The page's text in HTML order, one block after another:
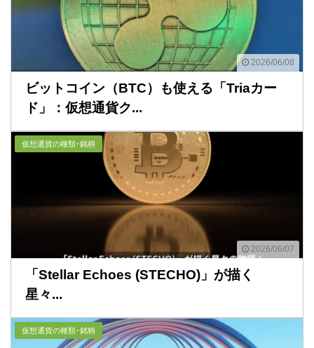
2026/06/08
ビットコイン（BTC）も使える「Triaカー
ド」：仮想通貨ク...
2026/06/07
仮想通貨の種類･銘柄
「Stellar Echoes (STECHO)」が描く
星々...
仮想通貨の種類･銘柄